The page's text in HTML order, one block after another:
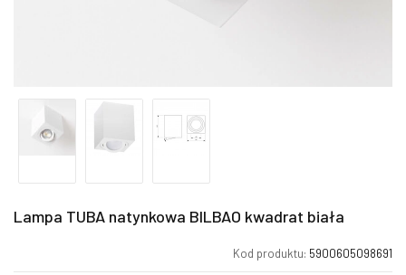
Lampa TUBA natynkowa BILBAO kwadrat biała
Kod produktu: 5900605098691